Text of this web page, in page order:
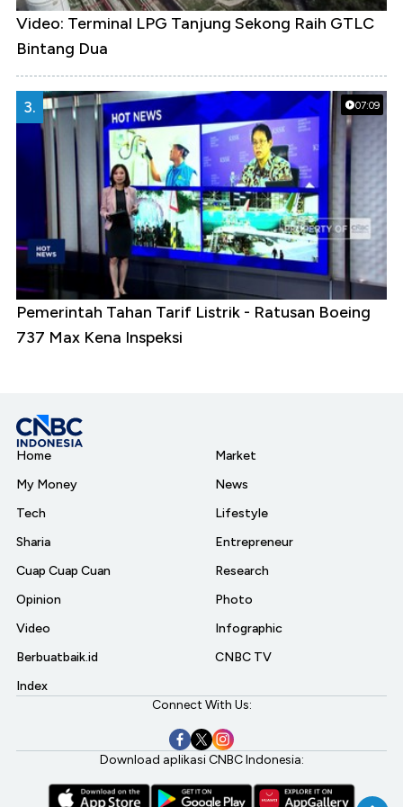
Video: Terminal LPG Tanjung Sekong Raih GTLC
Bintang Dua
07:09
3.
Pemerintah Tahan Tarif Listrik - Ratusan Boeing
737 Max Kena Inspeksi
Home
My Money
Tech
Sharia
Cuap Cuap Cuan
Opinion
Video
Berbuatbaik.id
Index
Market
News
Lifestyle
Entrepreneur
Research
Photo
Infographic
CNBC TV
Connect With Us:
Download aplikasi CNBC Indonesia: